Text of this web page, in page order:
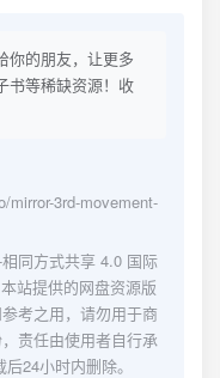
你的朋友，让更多
书等稀缺资源！收
3rd-movement-
同方式共享 4.0 国际
站提供的网盘资源版
考之用，请勿用于商
责任由使用者自行承
24小时内删除。